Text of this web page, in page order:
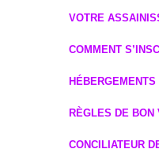
VOTRE
COMMENT
RÈGLES DE BON
CONCILIATEUR